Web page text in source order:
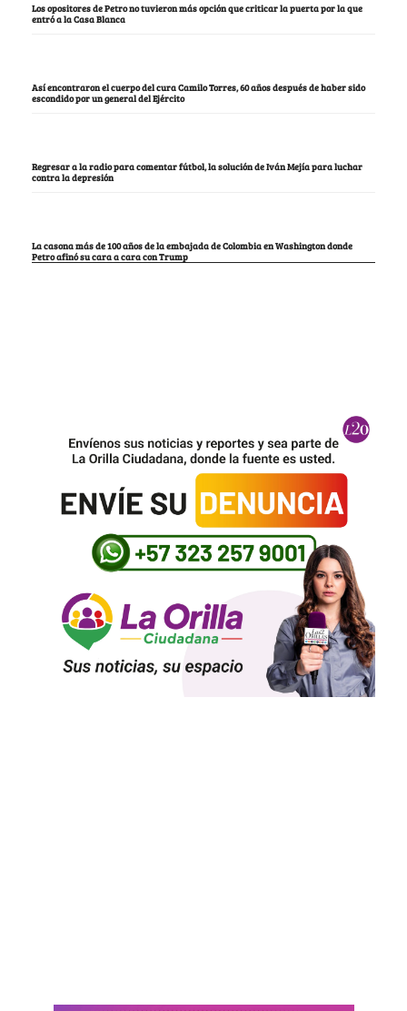
Los opositores de Petro no tuvieron más opción que criticar la puerta por la que
entró a la Casa Blanca
Así encontraron el cuerpo del cura Camilo Torres, 60 años después de haber sido
escondido por un general del Ejército
Regresar a la radio para comentar fútbol, la solución de Iván Mejía para luchar
contra la depresión
La casona más de 100 años de la embajada de Colombia en Washington donde
Petro afinó su cara a cara con Trump